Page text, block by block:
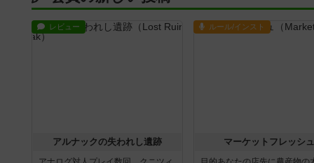
レビュー
アルナックの失われし遺跡
ルール/インスト
マーケットフレッシュ